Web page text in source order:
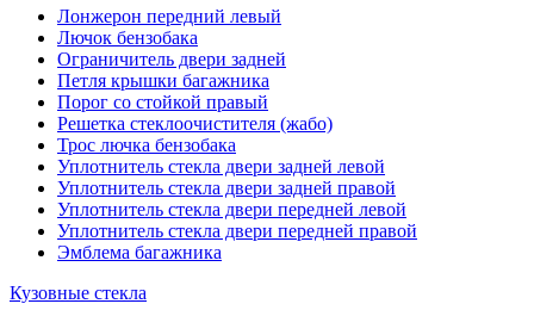
Лонжерон передний левый
Лючок бензобака
Ограничитель двери задней
Петля крышки багажника
Порог со стойкой правый
Решетка стеклоочистителя (жабо)
Трос лючка бензобака
Уплотнитель стекла двери задней левой
Уплотнитель стекла двери задней правой
Уплотнитель стекла двери передней левой
Уплотнитель стекла двери передней правой
Эмблема багажника
Кузовные стекла